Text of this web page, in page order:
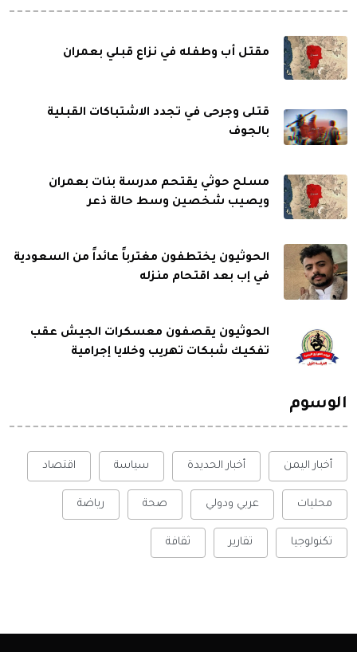
مقتل أب وطفله في نزاع قبلي بعمران
قتلى وجرحى في تجدد الاشتباكات القبلية
بالجوف
مسلح حوثي يقتحم مدرسة بنات بعمران
ويصيب شخصين وسط حالة ذعر
الحوثيون يختطفون مغترباً عائداً من السعودية
في إب بعد اقتحام منزله
الحوثيون يقصفون معسكرات الجيش عقب
تفكيك شبكات تهريب وخلايا إجرامية
الوسوم
أخبار اليمن أخبار الحديدة سياسة اقتصاد
محليات عربي ودولي صحة رياضة
تكنولوجيا تقارير ثقافة